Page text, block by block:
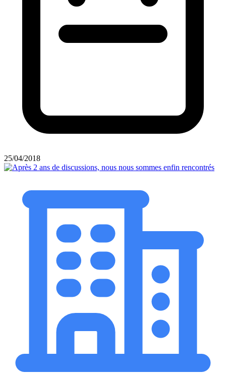
25/04/2018